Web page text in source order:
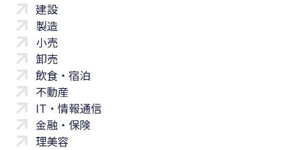
建設
製造
小売
卸売
飲食・宿泊
不動産
IT・情報通信
金融・保険
理美容